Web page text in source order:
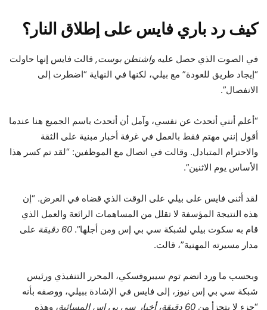
كيف رد باري فايس على إطلاق النار؟
في الصوت الذي حصل عليه واشنطن بوست, قالت فايس إنها حاولت
“إيجاد طريق للعودة” مع بيلي، لكنها في النهاية “اضطرت إلى
الانفصال”.
“أعلم أنني أتحدث عن نفسي، وآمل أن أتحدث باسم الجميع هنا عندما
أقول إنني مهتم فقط بالعمل في غرفة أخبار مبنية على الثقة
والاحترام المتبادل. وقالت في اتصال مع الموظفين: “لقد تم كسر هذا
الأساس يوم الاثنين”.
لقد أثنى فايس على بيلي على الوقت الذي قضاه في العرض. “إن
هذه النتيجة المؤسفة لا تقلل من المساهمات الرائعة والعمل الذي
قام به سكوت بيلي لشبكة سي بي إس ومن أجلها”.
على
مدار مسيرته المهنية”، قالت.
وبحسب ما ورد انضم توم سيبروفسكي، المحرر التنفيذي ورئيس
شبكة سي بي إس نيوز، إلى فايس في الإشادة ببيلي، ووصفه بأنه
“جزء لا يتجزأ من 60 دقيقة، أخبار سي بي إس المسائية ، وهذه